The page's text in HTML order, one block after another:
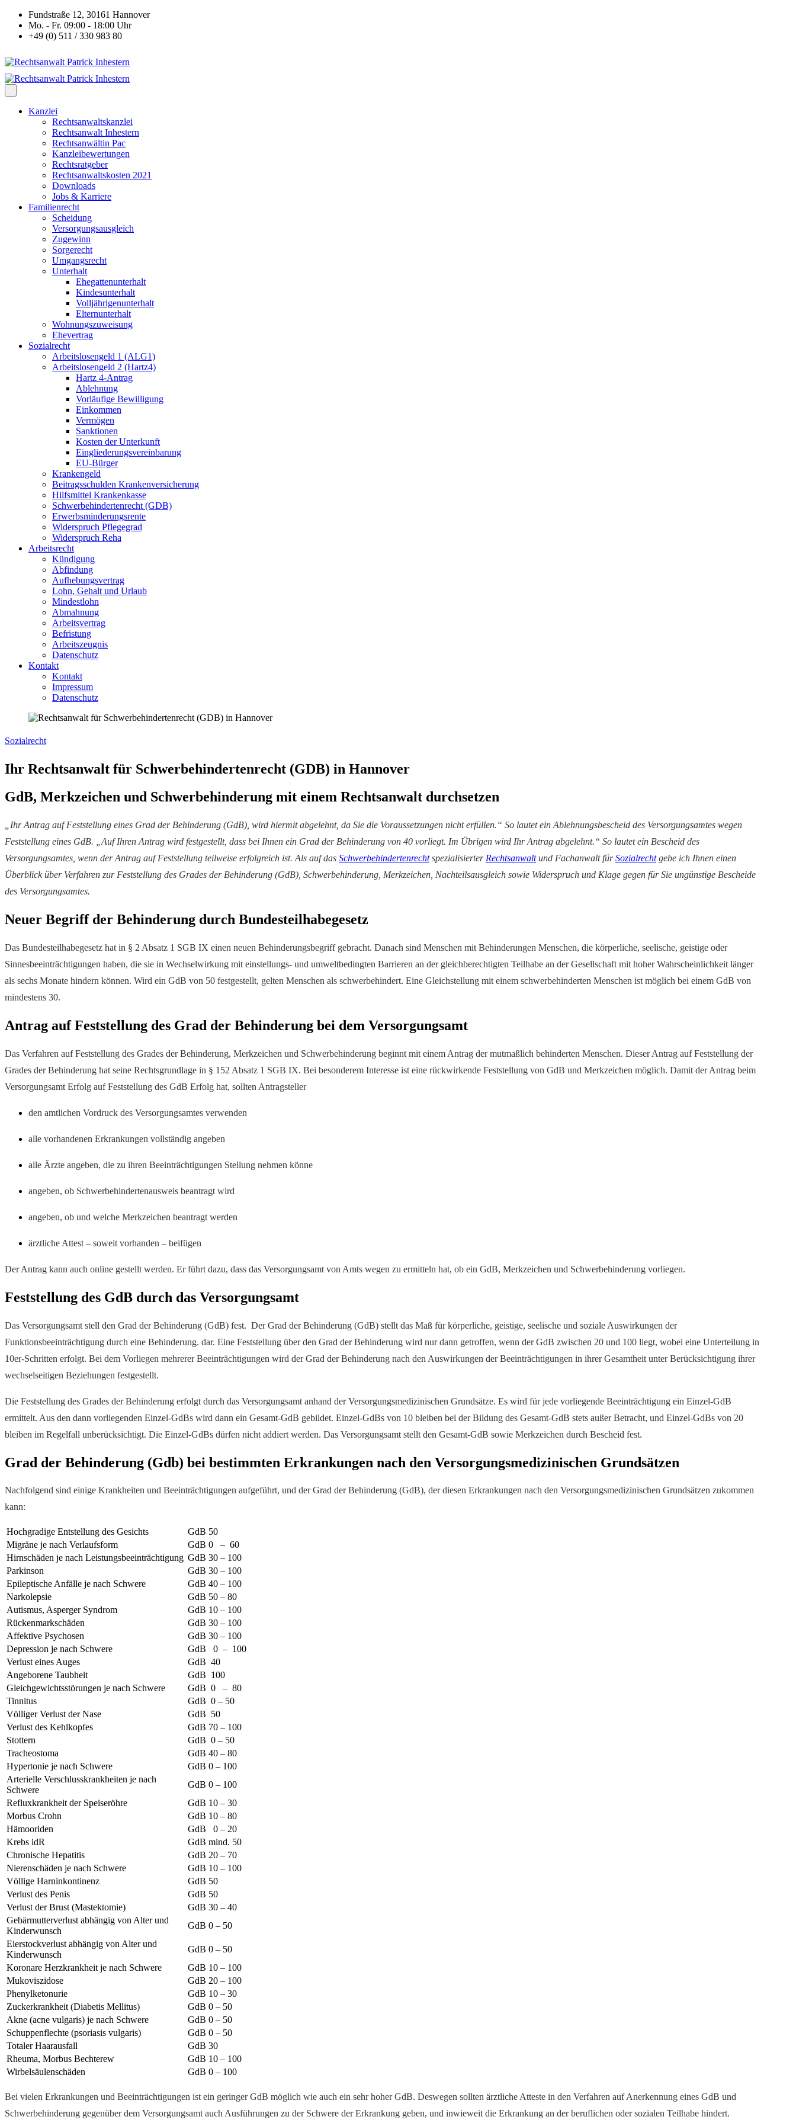
Fundstraße 12, 30161 Hannover
Mo. - Fr. 09:00 - 18:00 Uhr
+49 (0) 511 / 330 983 80
Kanzlei
Rechtsanwaltskanzlei
Rechtsanwalt Inhestern
Rechtsanwältin Pac
Kanzleibewertungen
Rechtsratgeber
Rechtsanwaltskosten 2021
Downloads
Jobs & Karriere
Familienrecht
Scheidung
Versorgungsausgleich
Zugewinn
Sorgerecht
Umgangsrecht
Unterhalt
Ehegattenunterhalt
Kindesunterhalt
Volljährigenunterhalt
Elternunterhalt
Wohnungszuweisung
Ehevertrag
Sozialrecht
Arbeitslosengeld 1 (ALG1)
Arbeitslosengeld 2 (Hartz4)
Hartz 4-Antrag
Ablehnung
Vorläufige Bewilligung
Einkommen
Vermögen
Sanktionen
Kosten der Unterkunft
Eingliederungsvereinbarung
EU-Bürger
Krankengeld
Beitragsschulden Krankenversicherung
Hilfsmittel Krankenkasse
Schwerbehindertenrecht (GDB)
Erwerbsminderungsrente
Widerspruch Pflegegrad
Widerspruch Reha
Arbeitsrecht
Kündigung
Abfindung
Aufhebungsvertrag
Lohn, Gehalt und Urlaub
Mindestlohn
Abmahnung
Arbeitsvertrag
Befristung
Arbeitszeugnis
Datenschutz
Kontakt
Kontakt
Impressum
Datenschutz
Sozialrecht
Ihr Rechtsanwalt für Schwerbehindertenrecht (GDB) in Hannover
GdB, Merkzeichen und Schwerbehinderung mit einem Rechtsanwalt durchsetzen
„Ihr Antrag auf Feststellung eines Grad der Behinderung (GdB), wird hiermit abgelehnt, da Sie die Voraussetzungen nicht erfüllen.“ So lautet ein Ablehnungsbescheid des Versorgungsamtes wegen
Feststellung eines GdB. „Auf Ihren Antrag wird festgestellt, dass bei Ihnen ein Grad der Behinderung von 40 vorliegt. Im Übrigen wird Ihr Antrag abgelehnt.“ So lautet ein Bescheid des
Versorgungsamtes, wenn der Antrag auf Feststellung teilweise erfolgreich ist. Als auf das Schwerbehindertenrechtspezialisierter Rechtsanwaltund Fachanwalt fürSozialrechtgebe ich Ihnen einen
Überblick über Verfahren zur Feststellung des Grades der Behinderung (GdB), Schwerbehinderung, Merkzeichen, Nachteilsausgleich sowie Widerspruch und Klage gegen für Sie ungünstige Bescheide
des Versorgungsamtes.
Neuer Begriff der Behinderung durch Bundesteilhabegesetz
Das Bundesteilhabegesetz hat in § 2 Absatz 1 SGB IX einen neuen Behinderungsbegriff gebracht. Danach sind Menschen mit Behinderungen Menschen, die körperliche, seelische, geistige oder
Sinnesbeeinträchtigungen haben, die sie in Wechselwirkung mit einstellungs- und umweltbedingten Barrieren an der gleichberechtigten Teilhabe an der Gesellschaft mit hoher Wahrscheinlichkeit länger
als sechs Monate hindern können. Wird ein GdB von 50 festgestellt, gelten Menschen als schwerbehindert. Eine Gleichstellung mit einem schwerbehinderten Menschen ist möglich bei einem GdB von
mindestens 30.
Antrag auf Feststellung des Grad der Behinderung bei dem Versorgungsamt
Das Verfahren auf Feststellung des Grades der Behinderung, Merkzeichen und Schwerbehinderung beginnt mit einem Antrag der mutmaßlich behinderten Menschen. Dieser Antrag auf Feststellung der
Grades der Behinderung hat seine Rechtsgrundlage in § 152 Absatz 1 SGB IX. Bei besonderem Interesse ist eine rückwirkende Feststellung von GdB und Merkzeichen möglich. Damit der Antrag beim
Versorgungsamt Erfolg auf Feststellung des GdB Erfolg hat, sollten Antragsteller
den amtlichen Vordruck des Versorgungsamtes verwenden
alle vorhandenen Erkrankungen vollständig angeben
alle Ärzte angeben, die zu ihren Beeinträchtigungen Stellung nehmen könne
angeben, ob Schwerbehindertenausweis beantragt wird
angeben, ob und welche Merkzeichen beantragt werden
ärztliche Attest – soweit vorhanden – beifügen
Der Antrag kann auch online gestellt werden. Er führt dazu, dass das Versorgungsamt von Amts wegen zu ermitteln hat, ob ein GdB, Merkzeichen und Schwerbehinderung vorliegen.
Feststellung des GdB durch das Versorgungsamt
Das Versorgungsamt stell den Grad der Behinderung (GdB) fest. Der Grad der Behinderung (GdB) stellt das Maß für körperliche, geistige, seelische und soziale Auswirkungen der
Funktionsbeeinträchtigung durch eine Behinderung. dar. Eine Feststellung über den Grad der Behinderung wird nur dann getroffen, wenn der GdB zwischen 20 und 100 liegt, wobei eine Unterteilung in
10er-Schritten erfolgt. Bei dem Vorliegen mehrerer Beeinträchtigungen wird der Grad der Behinderung nach den Auswirkungen der Beeinträchtigungen in ihrer Gesamtheit unter Berücksichtigung ihrer
wechselseitigen Beziehungen festgestellt.
Die Feststellung des Grades der Behinderung erfolgt durch das Versorgungsamt anhand der Versorgungsmedizinischen Grundsätze. Es wird für jede vorliegende Beeinträchtigung ein Einzel-GdB
ermittelt. Aus den dann vorliegenden Einzel-GdBs wird dann ein Gesamt-GdB gebildet. Einzel-GdBs von 10 bleiben bei der Bildung des Gesamt-GdB stets außer Betracht, und Einzel-GdBs von 20
bleiben im Regelfall unberücksichtigt. Die Einzel-GdBs dürfen nicht addiert werden. Das Versorgungsamt stellt den Gesamt-GdB sowie Merkzeichen durch Bescheid fest.
Grad der Behinderung (Gdb) bei bestimmten Erkrankungen nach den Versorgungsmedizinischen Grundsätzen
Nachfolgend sind einige Krankheiten und Beeinträchtigungen aufgeführt, und der Grad der Behinderung (GdB), der diesen Erkrankungen nach den Versorgungsmedizinischen Grundsätzen zukommen
kann:
Hochgradige Entstellung des Gesichts
GdB 50
Migräne je nach Verlaufsform
GdB 0 – 60
Hirnschäden je nach Leistungsbeeinträchtigung GdB 30 – 100
Parkinson
GdB 30 – 100
Epileptische Anfälle je nach Schwere
GdB 40 – 100
Narkolepsie
GdB 50 – 80
Autismus, Asperger Syndrom
GdB 10 – 100
Rückenmarkschäden
GdB 30 – 100
Affektive Psychosen
GdB 30 – 100
Depression je nach Schwere
GdB 0 – 100
Verlust eines Auges
GdB 40
Angeborene Taubheit
GdB 100
Gleichgewichtsstörungen je nach Schwere
GdB 0 – 80
Tinnitus
GdB 0 – 50
Völliger Verlust der Nase
GdB 50
Verlust des Kehlkopfes
GdB 70 – 100
Stottern
GdB 0 – 50
Tracheostoma
GdB 40 – 80
Hypertonie je nach Schwere
GdB 0 – 100
Arterielle Verschlusskrankheiten je nach
Schwere
GdB 0 – 100
Refluxkrankheit der Speiseröhre
GdB 10 – 30
Morbus Crohn
GdB 10 – 80
Hämooriden
GdB 0 – 20
Krebs idR
GdB mind. 50
Chronische Hepatitis
GdB 20 – 70
Nierenschäden je nach Schwere
GdB 10 – 100
Völlige Harninkontinenz
GdB 50
Verlust des Penis
GdB 50
Verlust der Brust (Mastektomie)
GdB 30 – 40
Gebärmutterverlust abhängig von Alter und
Kinderwunsch
GdB 0 – 50
Eierstockverlust abhängig von Alter und
Kinderwunsch
GdB 0 – 50
Koronare Herzkrankheit je nach Schwere
GdB 10 – 100
Mukoviszidose
GdB 20 – 100
Phenylketonurie
GdB 10 – 30
Zuckerkrankheit (Diabetis Mellitus)
GdB 0 – 50
Akne (acne vulgaris) je nach Schwere
GdB 0 – 50
Schuppenflechte (psoriasis vulgaris)
GdB 0 – 50
Totaler Haarausfall
GdB 30
Rheuma, Morbus Bechterew
GdB 10 – 100
Wirbelsäulenschäden
GdB 0 – 100
Bei vielen Erkrankungen und Beeinträchtigungen ist ein geringer GdB möglich wie auch ein sehr hoher GdB. Deswegen sollten ärztliche Atteste in den Verfahren auf Anerkennung eines GdB und
Schwerbehinderung gegenüber dem Versorgungsamt auch Ausführungen zu der Schwere der Erkrankung geben, und inwieweit die Erkrankung an der beruflichen oder sozialen Teilhabe hindert.